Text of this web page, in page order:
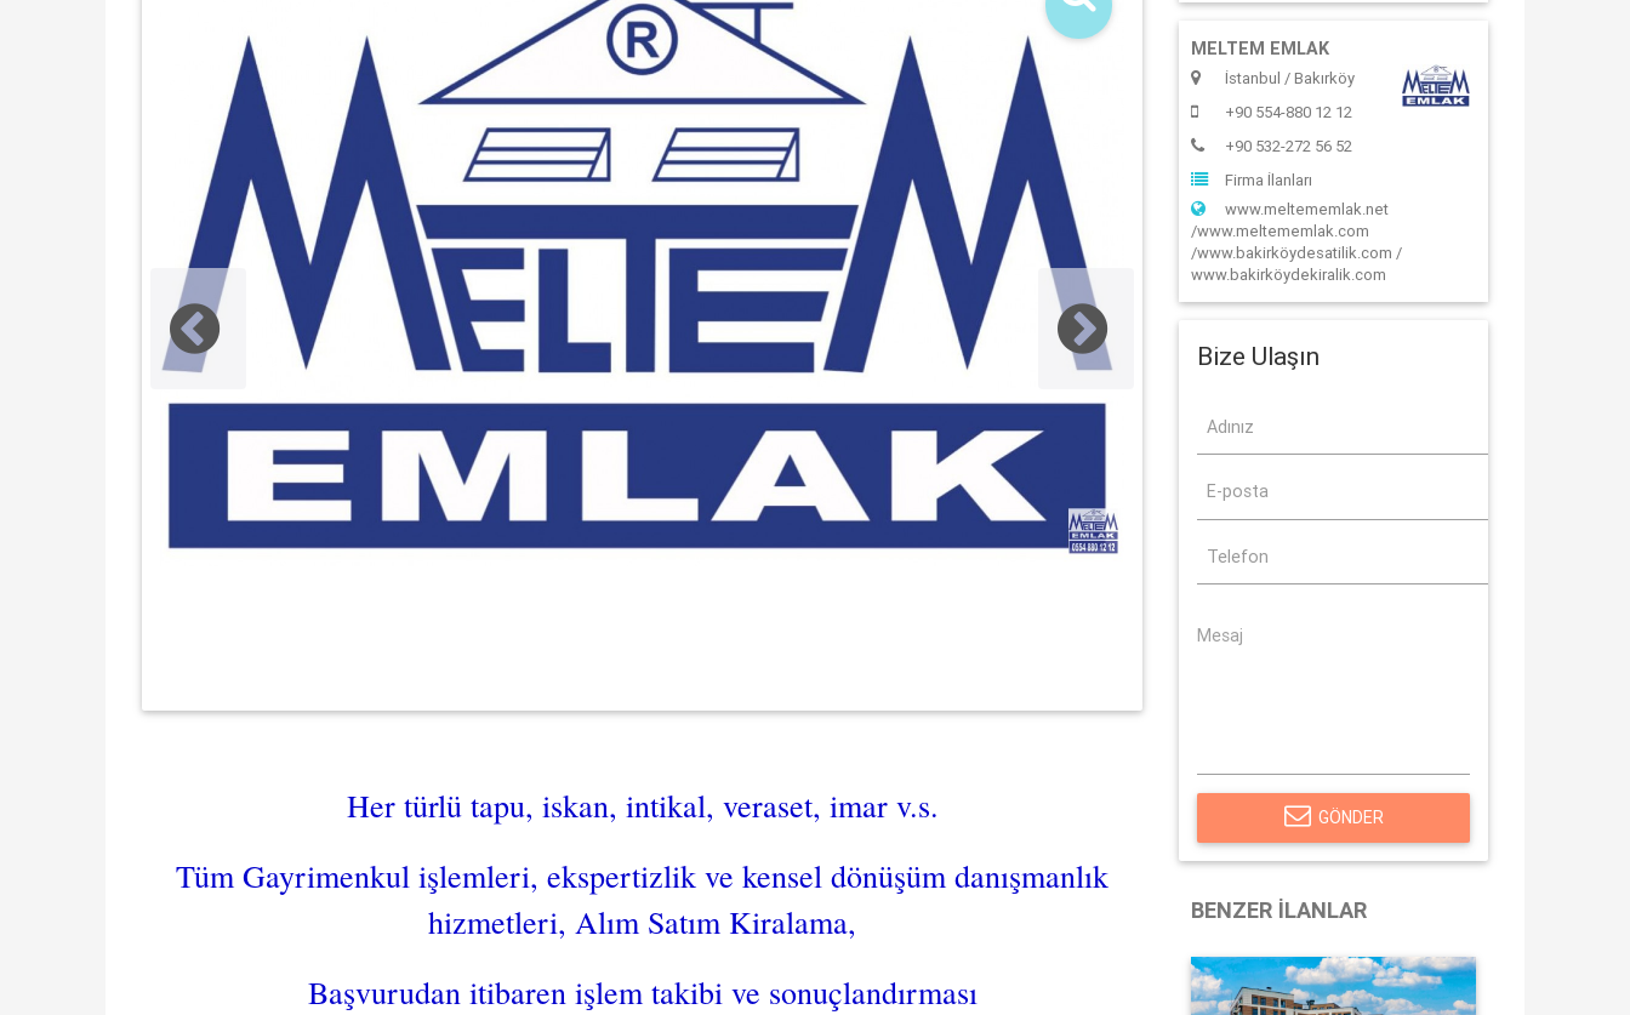
Her türlü tapu, iskan, intikal, veraset, imar v.s.
Tüm Gayrimenkul işlemleri, ekspertizlik ve kensel dönüşüm danışmanlık
hizmetleri, Alım Satım Kiralama,
Başvurudan itibaren işlem takibi ve sonuçlandırması
MELTEM EMLAK
İstanbul / Bakırköy
+90 554-880 12 12
+90 532-272 56 52
Firma İlanları
www.meltememlak.net
/www.meltememlak.com
/www.bakirköydesatilik.com /
www.bakirköydekiralik.com
Bize Ulaşın
GÖNDER
BENZER İLANLAR